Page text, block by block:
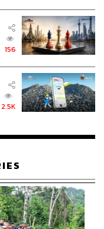
156
2.5K